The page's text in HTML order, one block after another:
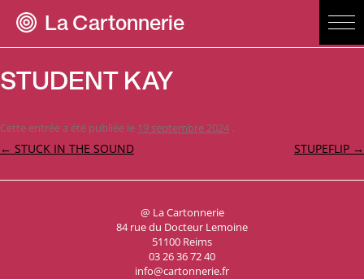
La Cartonnerie
STUDENT KAY
Cette entrée a été publiée le 19 septembre 2024 .
Navigation
← STUCK IN THE SOUND STUPEFLIP →
@ La Cartonnerie
84 rue du Docteur Lemoine
51100 Reims
03 26 36 72 40
info@cartonnerie.fr